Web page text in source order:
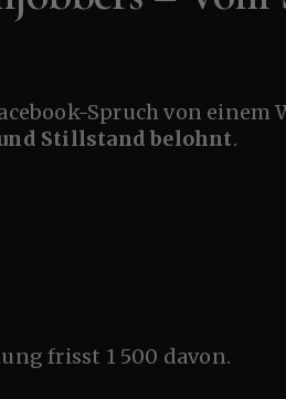
Spruch von einem
Stillstand belohnt.
frisst 1 500 davon.